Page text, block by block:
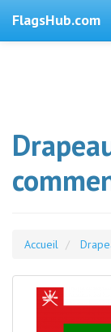
FlagsHub.com
Accueil